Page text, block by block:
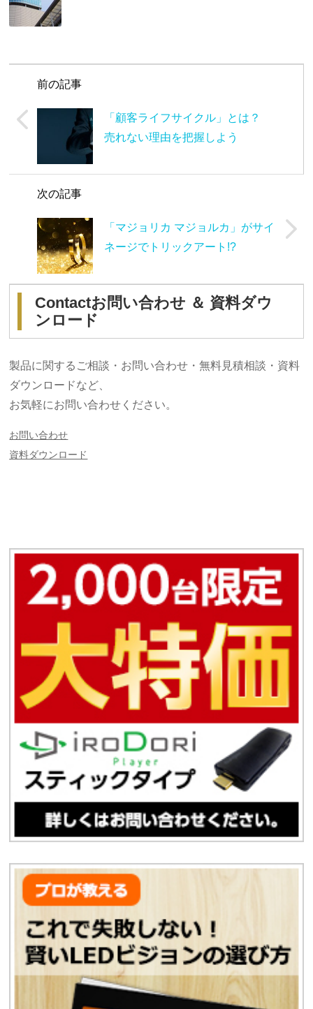
前の記事
「顧客ライフサイクル」とは？
売れない理由を把握しよう
次の記事
「マジョリカ マジョルカ」がサイ
ネージでトリックアート!?
Contactお問い合わせ ＆ 資料ダウ
ンロード
製品に関するご相談・お問い合わせ・無料見積相談・資料
ダウンロードなど、
お気軽にお問い合わせください。
お問い合わせ
資料ダウンロード